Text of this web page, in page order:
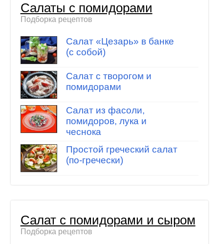
Салаты с помидорами
Подборка рецептов
Салат «Цезарь» в банке
(с собой)
Салат с творогом и
помидорами
Салат из фасоли,
помидоров, лука и
чеснока
Простой греческий салат
(по-гречески)
Салат с помидорами и сыром
Подборка рецептов